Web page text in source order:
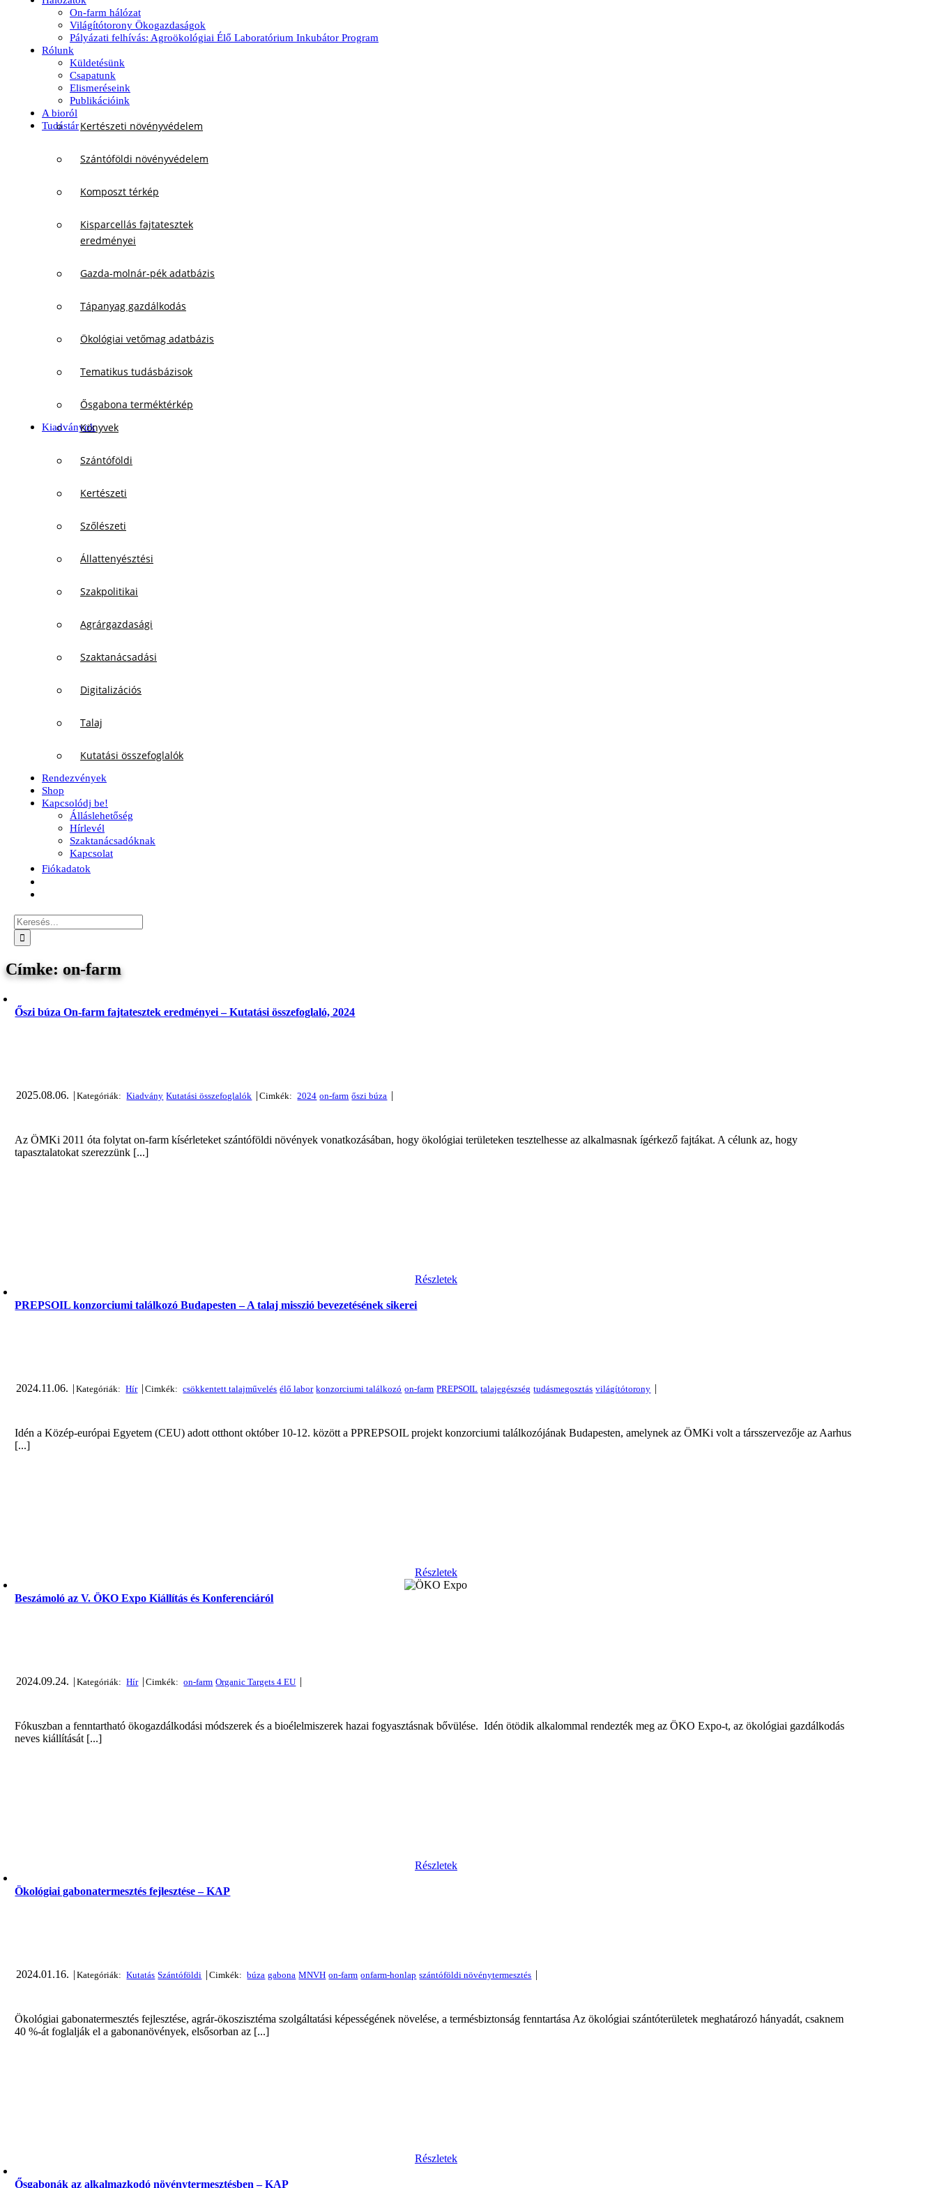
On-farm hálózat
Világítótorony Ökogazdaságok
Pályázati felhívás: Agroökológiai Élő Laboratórium Inkubátor Program
Rólunk
Küldetésünk
Csapatunk
Elismeréseink
Publikációink
A bioról
TudástárKertészeti növényvédelem
Szántóföldi növényvédelem
Komposzt térkép
Kisparcellás fajtatesztek
eredményei
Gazda-molnár-pék adatbázis
Tápanyag gazdálkodás
Ökológiai vetőmag adatbázis
Tematikus tudásbázisok
Ősgabona terméktérkép
KiadványokKönyvek
Szántóföldi
Kertészeti
Szőlészeti
Állattenyésztési
Szakpolitikai
Agrárgazdasági
Szaktanácsadási
Digitalizációs
Talaj
Kutatási összefoglalók
Rendezvények
Shop
Kapcsolódj be!
Álláslehetőség
Hírlevél
Szaktanácsadóknak
Kapcsolat
Fiókadatok
Keresés...
on-farm
Őszi búza On-farm fajtatesztek eredményei – Kutatási összefoglaló, 2024
2025.08.06. | | |
Az ÖMKi 2011 óta folytat on-farm kísérleteket szántóföldi növények vonatkozásában, hogy ökológiai területeken tesztelhesse az alkalmasnak ígérkező fajtákat. A célunk az, hogy
tapasztalatokat szerezzünk [...]
Részletek
PREPSOIL konzorciumi találkozó Budapesten – A talaj misszió bevezetésének sikerei
2024.11.06. | | |
Idén a Közép-európai Egyetem (CEU) adott otthont október 10-12. között a PPREPSOIL projekt konzorciumi találkozójának Budapesten, amelynek az ÖMKi volt a társszervezője az Aarhus
[...]
Részletek
Beszámoló az V. ÖKO Expo Kiállítás és Konferenciáról
2024.09.24. | | |
Fókuszban a fenntartható ökogazdálkodási módszerek és a bioélelmiszerek hazai fogyasztásnak bővülése. Idén ötödik alkalommal rendezték meg az ÖKO Expo-t, az ökológiai gazdálkodás
neves kiállítását [...]
Részletek
Ökológiai gabonatermesztés fejlesztése – KAP
2024.01.16. | | |
Ökológiai gabonatermesztés fejlesztése, agrár-ökoszisztéma szolgáltatási képességének növelése, a termésbiztonság fenntartása Az ökológiai szántóterületek meghatározó hányadát, csaknem
40 %-át foglalják el a gabonanövények, elsősorban az [...]
Részletek
Ősgabonák az alkalmazkodó növénytermesztésben – KAP